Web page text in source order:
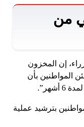
من
إن المخزون
المواطنين بأن
بترشيد عملية